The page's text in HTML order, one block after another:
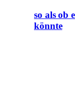
so als ob
könnte